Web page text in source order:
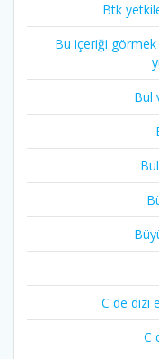
Btk
Bu içeriği görmek
Bul
C de dizi
C